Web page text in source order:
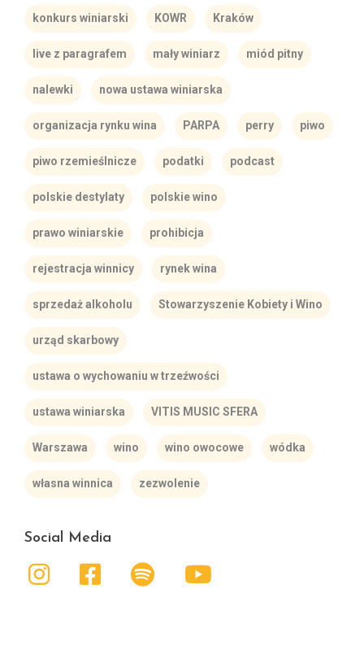
konkurs winiarski KOWR Kraków
live z paragrafem mały winiarz miód pitny
nalewki nowa ustawa winiarska
organizacja rynku wina PARPA perry piwo
piwo rzemieślnicze podatki podcast
polskie destylaty polskie wino
prawo winiarskie prohibicja
rejestracja winnicy rynek wina
sprzedaż alkoholu Stowarzyszenie Kobiety i Wino
urząd skarbowy
ustawa o wychowaniu w trzeźwości
ustawa winiarska VITIS MUSIC SFERA
Warszawa wino wino owocowe wódka
własna winnica zezwolenie
Social Media